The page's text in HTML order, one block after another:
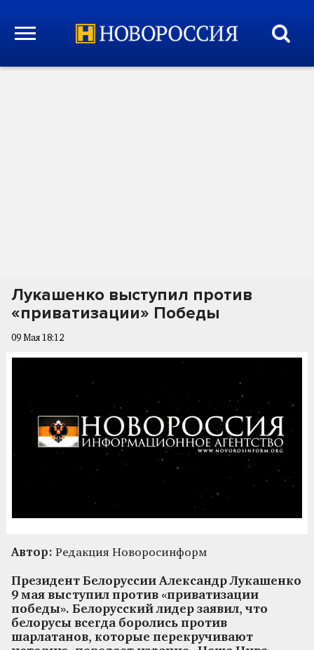
Лукашенко выступил против
«приватизации» Победы
09 Мая 18:12
Автор: Редакция Новоросинформ
Президент Белоруссии Александр Лукашенко
9 мая выступил против «приватизации
победы». Белорусский лидер заявил, что
белорусы всегда боролись против
шарлатанов, которые перекручивают